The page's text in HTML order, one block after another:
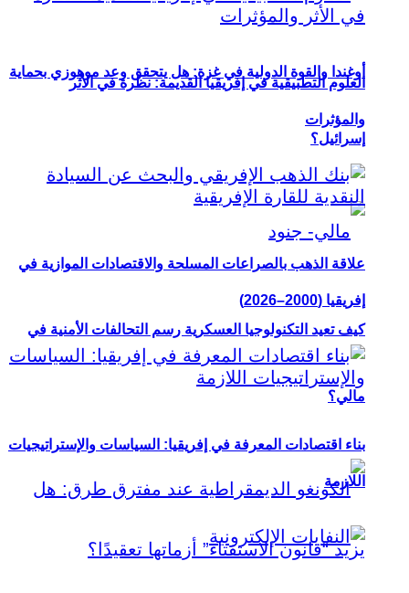
أوغندا والقوة الدولية في غزة: هل يتحقق وعد موهوزي بحماية
إسرائيل؟
كيف تعيد التكنولوجيا العسكرية رسم التحالفات الأمنية في
مالي؟
العلوم التطبيقية في إفريقيا القديمة: نظرة في الأثر
والمؤثرات
علاقة الذهب بالصراعات المسلحة والاقتصادات الموازية في
إفريقيا (2000–2026)
بناء اقتصادات المعرفة في إفريقيا: السياسات والإستراتيجيات
اللازمة